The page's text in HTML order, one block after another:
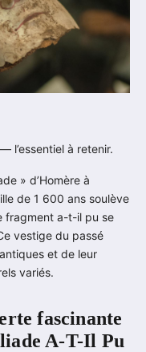
— l’essentiel à retenir.
» d’Homère à
de 1 600 ans soulève
fragment a-t-il pu se
vestige du passé
et de leur
variés.
fascinante
A-T-Il Pu